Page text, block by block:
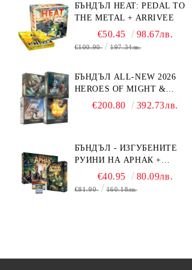
БЪНДЪЛ HEAT: PEDAL TO
THE METAL + ARRIVEE
€50.45 98.67лв.
€100.90 197.34лв.
БЪНДЪЛ ALL-NEW 2026
HEROES OF MIGHT &
MAGIC III: THE BOARD
€200.80 392.73лв.
БЪНДЪЛ - ИЗГУБЕНИТЕ
РУИНИ НА АРНАК +
ВОДАЧИ НА ЕКСПЕДИЦИИ
+ ПРОМО КАРТИ
€40.95 80.09лв.
€81.90 160.18лв.